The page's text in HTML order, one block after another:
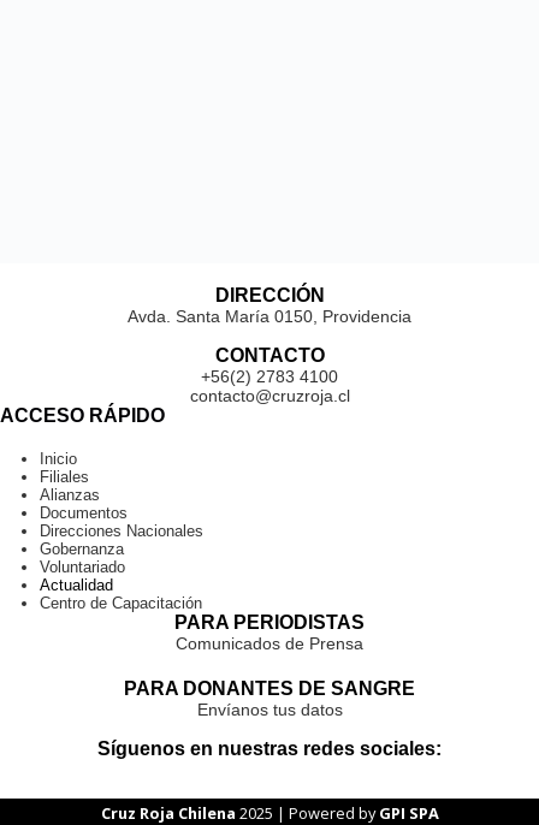
DIRECCIÓN
Avda. Santa María 0150, Providencia
CONTACTO
+56(2) 2783 4100
contacto@cruzroja.cl
ACCESO RÁPIDO
Inicio
Filiales
Alianzas
Documentos
Direcciones Nacionales
Gobernanza
Voluntariado
Actualidad
Centro de Capacitación
PARA PERIODISTAS
Comunicados de Prensa
PARA DONANTES DE SANGRE
Envíanos tus datos
Síguenos en nuestras redes sociales:
Cruz Roja Chilena 2025 | Powered byGPI SPA